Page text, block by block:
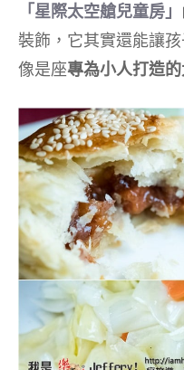
「星際太空艙兒童房」
裝飾，它其實還能讓
像是座專為小人打造